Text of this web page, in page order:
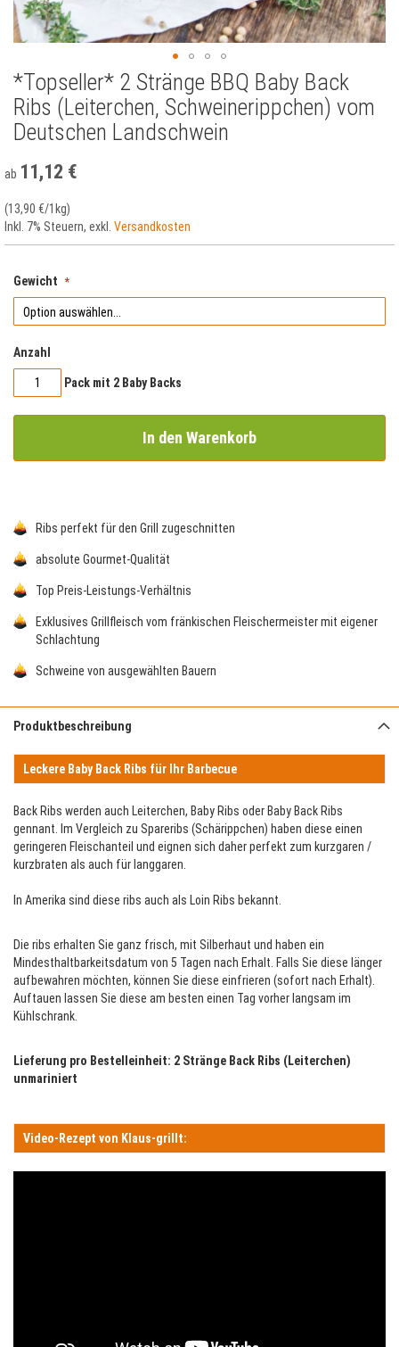
Zum
Anfang
der
Bildergalerie
*Topseller* 2 Stränge BBQ Baby Back
Ribs (Leiterchen, Schweinerippchen) vom
Deutschen Landschwein
ab 11,12 €
(13,90 €/1kg)
Inkl. 7% Steuern, exkl. Versandkosten
Gewicht
Anzahl
Pack mit 2 Baby Backs
In den Warenkorb
Ribs perfekt für den Grill zugeschnitten
absolute Gourmet-Qualität
Top Preis-Leistungs-Verhältnis
Exklusives Grillfleisch vom fränkischen Fleischermeister mit eigener
Schlachtung
Schweine von ausgewählten Bauern
Produktbeschreibung
Leckere Baby Back Ribs für Ihr Barbecue
Back Ribs werden auch Leiterchen, Baby Ribs oder Baby Back Ribs
gennant. Im Vergleich zu Spareribs (Schärippchen) haben diese einen
geringeren Fleischanteil und eignen sich daher perfekt zum kurzgaren /
kurzbraten als auch für langgaren.
In Amerika sind diese ribs auch als Loin Ribs bekannt.
Die ribs erhalten Sie ganz frisch, mit Silberhaut und haben ein
Mindesthaltbarkeitsdatum von 5 Tagen nach Erhalt. Falls Sie diese länger
aufbewahren möchten, können Sie diese einfrieren (sofort nach Erhalt).
Auftauen lassen Sie diese am besten einen Tag vorher langsam im
Kühlschrank.
Lieferung pro Bestelleinheit: 2 Stränge Back Ribs (Leiterchen)
unmariniert
Video-Rezept von Klaus-grillt: